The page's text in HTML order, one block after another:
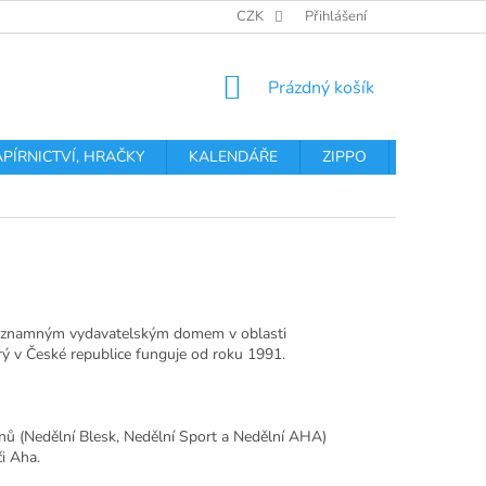
PODMÍNKY OCHRANY OSOBNÍCH
CZK Přihlášení
NÁKUPNÍ
Prázdný košík
HRAČKY KALENDÁŘE ZIPPO
vydavatelským domem v oblasti
v České republice funguje od roku 1991.
(Nedělní Blesk, Nedělní Sport a Nedělní AHA)
Aha.